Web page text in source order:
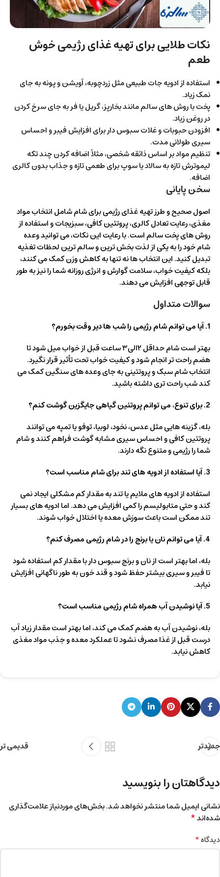
نکات طلایی برای تهیه غذای رژیمی خوش
طعم
استفاده از ادویه جات طبیعی مثل زردچوبه، آویشن و پونه به جای
نمک زیاد.
پخت با روش های سالم مانند بخارپز، گریل یا فر به جای سرخ کردن
در روغن زیاد.
افزودن حبوبات و غلات سبوس دار برای افزایش فیبر و احساس
سیری طولانی مدت.
تنظیم مواد بر اساس ذائقه شخصی، مثلاً اضافه کردن چند تکه
لیموترش تازه به سالاد یا سوپ برای طعمی تازه و جذاب بدون کالری
اضافه.
سخن پایانی
اصول صحیح و طرز تهیه غذای رژیمی برای شام شامل انتخاب مواد
مغذی، رعایت تعادل کالری، پروتئین کافی، سبزیجات و استفاده از
روش های پخت سالم است. با رعایت این نکات، می توانید وعده
شام خود را به یکی از لذت بخش ترین و سالم ترین لحظات تغذیه
تبدیل کنید. این انتخاب ها نه تنها به کاهش وزن کمک می کنند،
بلکه کیفیت خواب، سلامت گوارش و انرژی روزانه شما را نیز به طور
قابل توجهی افزایش می دهند.
سوالات متداول
1. آیا می توانم شام رژیمی را شب ها دیر وقت بخورم؟
بهتر است شام حداقل ۲الی۳ ساعت قبل از خواب میل شود تا
هضم راحت تر انجام شود و کیفیت خواب تحت تأثیر قرار نگیرد.
انتخاب شام سبک و پروتئینی به جای وعده های سنگین کمک می
کند شب راحت تری داشته باشید.
2. برای تنوع، می توانم پروتئین گیاهی جایگزین گوشت کنم؟
بله، گزینه هایی مثل عدس، نخود، لوبیا، توفو یا تمپه می توانند
پروتئین کافی و احساس سیری مشابه گوشت فراهم کنند و شام
شما را رژیمی و متنوع نگه دارند.
3. آیا استفاده از ادویه های تند برای شام مناسب است؟
استفاده از ادویه های ملایم یا تند به مقدار کم مشکلی ایجاد نمی
کند و حتی متابولیسم را کمی افزایش می دهد. اما ادویه های بسیار
تند ممکن است باعث سوزش معده یا اختلال خواب شوند.
4. آیا می توانم نان یا برنج را در شام رژیمی مصرف کنم؟
بله، اما بهتر است از نان و برنج سبوس دار با مقدار کم استفاده شود
تا فیبر و سیری بیشتر حفظ شود و قند خون به طور ناگهانی افزایش
نیابد.
5. آیا نوشیدن آب همراه شام رژیمی مناسب است؟
بله، نوشیدن آب به هضم کمک می کند، اما بهتر است مقدار زیاد آب
درست قبل از غذا مصرف نشود تا عملکرد معده و جذب مواد مغذی
کاهش نیابد.
جدیدتر قدیمی تر
دیدگاهتان را بنویسید
نشانی ایمیل شما منتشر نخواهد شد.بخش‌های موردنیاز علامت‌گذاری
شده‌اند*
دیدگاه*